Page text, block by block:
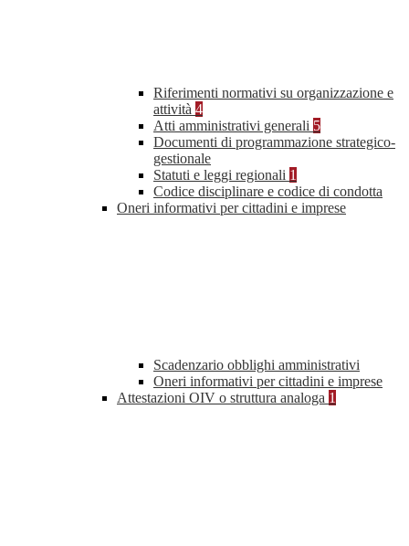
Riferimenti normativi su organizzazione e
attività 4
Atti amministrativi generali 5
Documenti di programmazione strategico-
gestionale
Statuti e leggi regionali 1
Codice disciplinare e codice di condotta
Oneri informativi per cittadini e imprese
Scadenzario obblighi amministrativi
Oneri informativi per cittadini e imprese
Attestazioni OIV o struttura analoga 1